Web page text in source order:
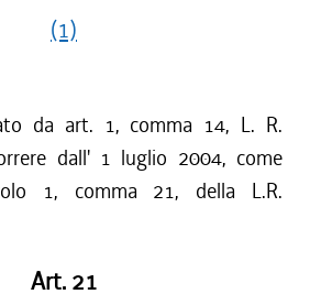
(1)
da art. 1, comma 14, L. R.
dall' 1 luglio 2004, come
1, comma 21, della L.R.
Art. 21